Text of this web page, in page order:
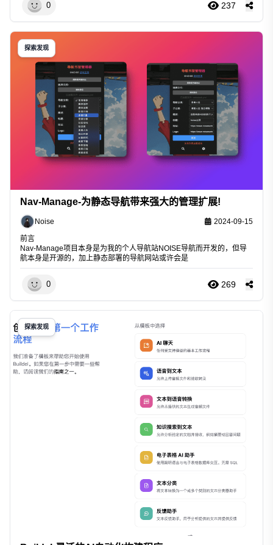
0 237
探索发现
Nav-Manage-为静态导航带来强大的管理扩展!
Noise
2024-09-15
前言
Nav-Manage项目本身是为我的个人导航站NOISE导航而开发的，但导
航本身是开源的，加上静态部署的导航网站或许会是
0 269
探索发现